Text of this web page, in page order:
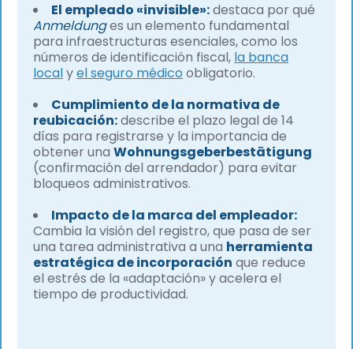
El empleado «invisible»:destaca por qué
Anmeldunges un elemento fundamental
para infraestructuras esenciales, como los
números de identificación fiscal, la banca
localyel seguro médico obligatorio.
Cumplimiento de la normativa de
reubicación:describe el plazo legal de 14
días para registrarse y la importancia de
obtener unaWohnungsgeberbestätigung
(confirmación del arrendador) para evitar
bloqueos administrativos.
Impacto de la marca del empleador:
Cambia la visión del registro, que pasa de ser
una tarea administrativa a una herramienta
estratégica de incorporación que reduce
el estrés de la «adaptación» y acelera el
tiempo de productividad.